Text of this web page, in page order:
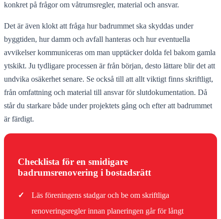
konkret på frågor om våtrumsregler, material och ansvar.
Det är även klokt att fråga hur badrummet ska skyddas under
byggtiden, hur damm och avfall hanteras och hur eventuella
avvikelser kommuniceras om man upptäcker dolda fel bakom gamla
ytskikt. Ju tydligare processen är från början, desto lättare blir det att
undvika osäkerhet senare. Se också till att allt viktigt finns skriftligt,
från omfattning och material till ansvar för slutdokumentation. Då
står du starkare både under projektets gång och efter att badrummet
är färdigt.
Checklista för en smidigare
badrumsrenovering i bostadsrätt
✓
Läs föreningens stadgar och be om skriftliga
renoveringsregler innan planeringen går för långt